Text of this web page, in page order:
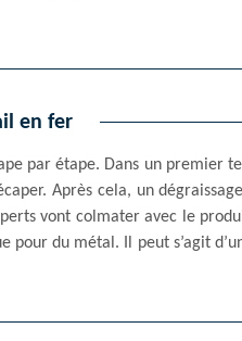
en fer
par étape. Dans un premier
Après cela, un
vont colmater avec le
pour du métal. Il peut s’agit